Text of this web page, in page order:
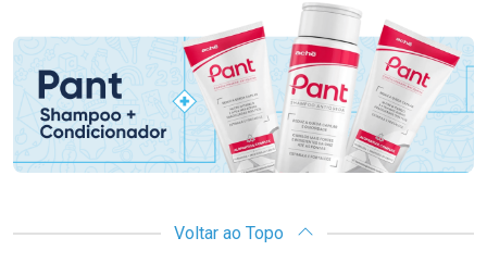
Promoção em Destaque
Voltar ao Topo